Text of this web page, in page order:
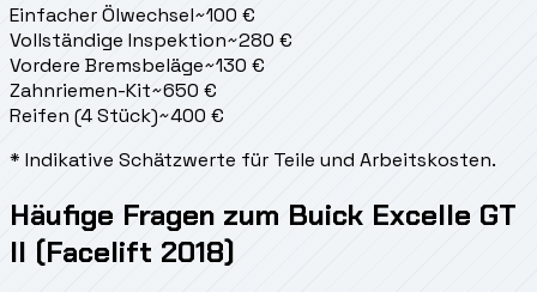
Einfacher Ölwechsel~100 €
Vollständige Inspektion~280 €
Vordere Bremsbeläge~130 €
Zahnriemen-Kit~650 €
Reifen (4 Stück)~400 €
* Indikative Schätzwerte für Teile und Arbeitskosten.
Häufige Fragen zum Buick Excelle GT
II (Facelift 2018)